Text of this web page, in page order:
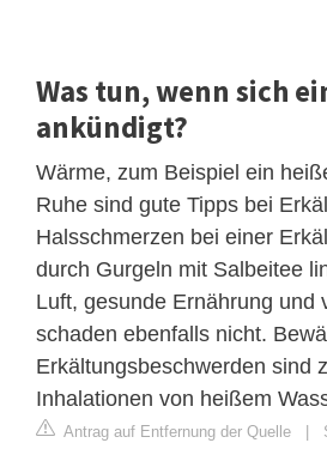
Was tun, wenn sich
ankündigt?
Wärme, zum Beispiel ein
Ruhe sind gute Tipps bei
Halsschmerzen bei einer
durch Gurgeln mit Salbeitee
Luft, gesunde Ernährung und
schaden ebenfalls nicht.
Erkältungsbeschwerden sind
Inhalationen von heißem
Antrag auf Entfernung der Quelle